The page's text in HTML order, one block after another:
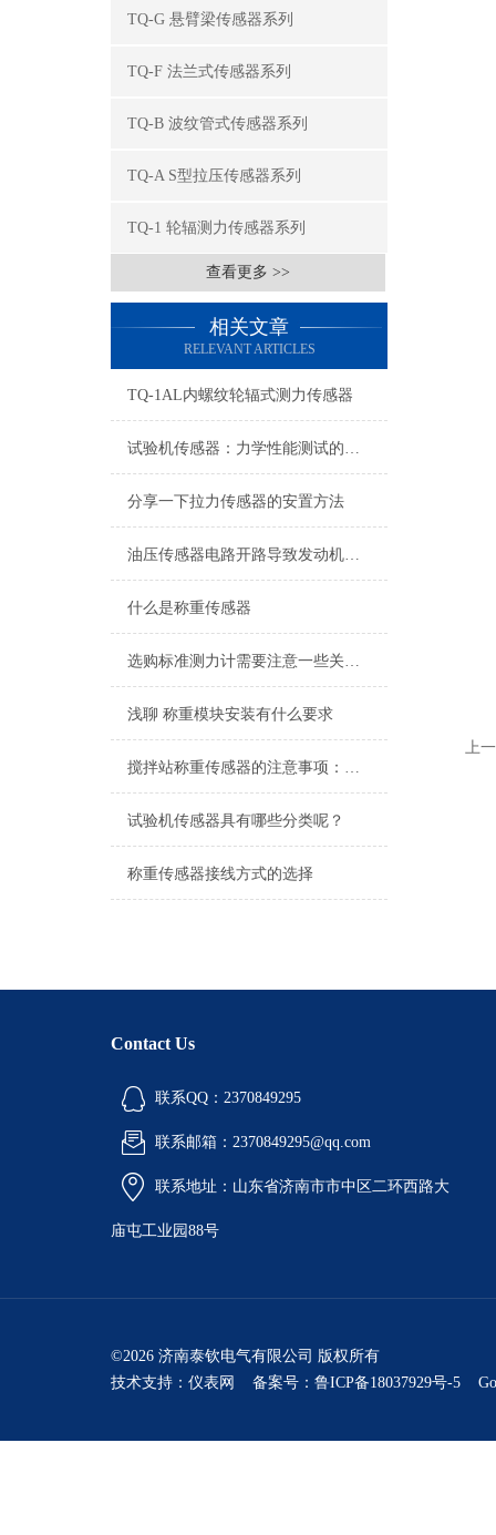
TQ-G 悬臂梁传感器系列
TQ-F 法兰式传感器系列
TQ-B 波纹管式传感器系列
TQ-A S型拉压传感器系列
TQ-1 轮辐测力传感器系列
查看更多 >>
相关文章
RELEVANT ARTICLES
TQ-1AL内螺纹轮辐式测力传感器
试验机传感器：力学性能测试的核心组件解析
分享一下拉力传感器的安置方法
油压传感器电路开路导致发动机无法起动
什么是称重传感器
选购标准测力计需要注意一些关键因素
浅聊 称重模块安装有什么要求
搅拌站称重传感器的注意事项：压式传感器、拉力传感器
试验机传感器具有哪些分类呢？
称重传感器接线方式的选择
上
Contact Us
联系QQ：2370849295
联系邮箱：2370849295@qq.com
联系地址：山东省济南市市中区二环西路大
庙屯工业园88号
©2026 济南泰钦电气有限公司 版权所有
技术支持： 仪表网 备案号：鲁ICP备18037929号-5